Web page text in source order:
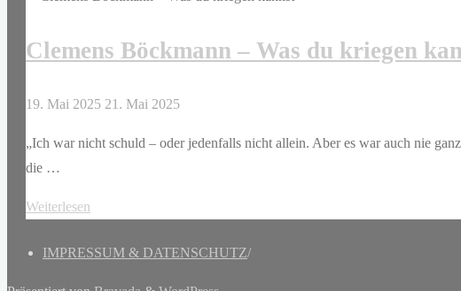
Clemens Böckmann – Was du kriegen
19. Mai 2025 21. Mai 2025
„Ich war nicht schuld – oder jedenfalls nicht allein. Aber es war auch nie
die …
Weiterlesen
–
IMPRESSUM & DATENSCHUTZ/